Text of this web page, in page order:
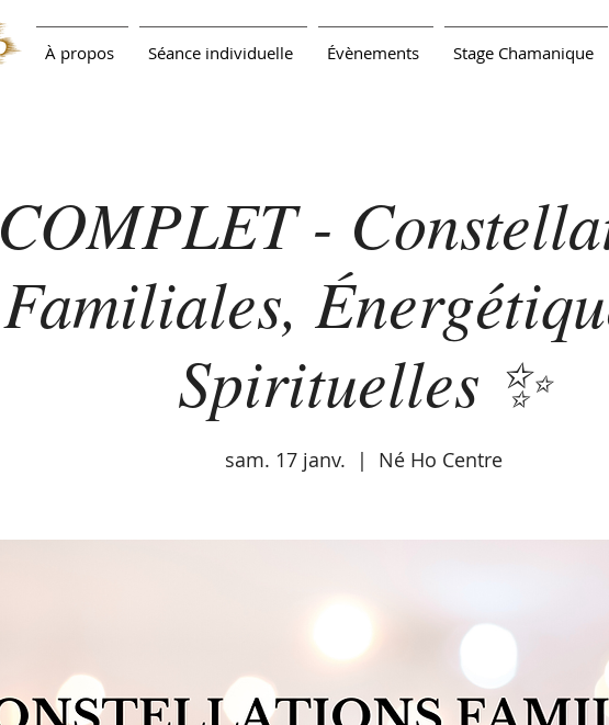
À propos Séance individuelle Évènements Stage Chamanique
COMPLET -
Familiales,
Spirituelles ✨
sam. 17 janv.
  |
Né Ho Centre